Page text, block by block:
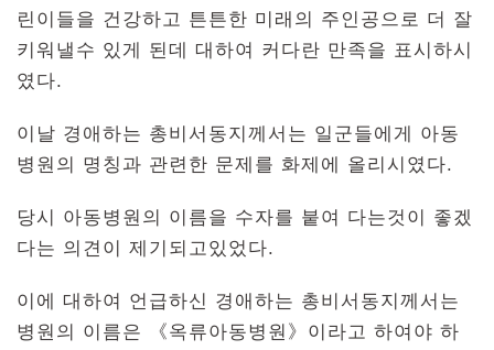
린이들을 건강하고 튼튼한 미래의 주인공으로 더 잘
키워낼수 있게 된데 대하여 커다란 만족을 표시하시
였다.
이날 경애하는 총비서동지께서는 일군들에게 아동
병원의 명칭과 관련한 문제를 화제에 올리시였다.
당시 아동병원의 이름을 수자를 붙여 다는것이 좋겠
다는 의견이 제기되고있었다.
이에 대하여 언급하신 경애하는 총비서동지께서는
병원의 이름은 《옥류아동병원》이라고 하여야 하